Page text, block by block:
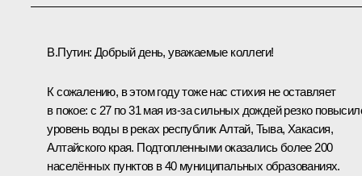
В.Путин: Добрый день, уважаемые коллеги!
К сожалению, в этом году тоже нас стихия не оставляет
в покое: с 27 по 31 мая из‑за сильных дождей резко
уровень воды в реках республик Алтай, Тыва, Хакасия,
Алтайского края. Подтопленными оказались более 200
населённых пунктов в 40 муниципальных образованиях.